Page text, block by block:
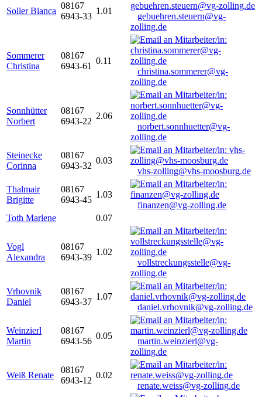
Soller Bianca
08167
6943-33
1.01
gebuehren.steuern@vg-
zolling.de
Sommerer
Christina
08167
6943-61
0.11
christina.sommerer@vg-
zolling.de
Sonnhütter
Norbert
08167
6943-22
2.06
norbert.sonnhuetter@vg-
zolling.de
Steinecke
Corinna
08167
6943-32
0.03
vhs-zolling@vhs-moosburg.de
Thalmair
Brigitte
08167
6943-45
1.03
finanzen@vg-zolling.de
Toth Marlene
0.07
Vogl
Alexandra
08167
6943-39
1.02
vollstreckungsstelle@vg-
zolling.de
Vrhovnik
Daniel
08167
6943-37
1.07
daniel.vrhovnik@vg-zolling.de
Weinzierl
Martin
08167
6943-56
0.05
martin.weinzierl@vg-
zolling.de
Weiß Renate
08167
6943-12
0.02
renate.weiss@vg-zolling.de